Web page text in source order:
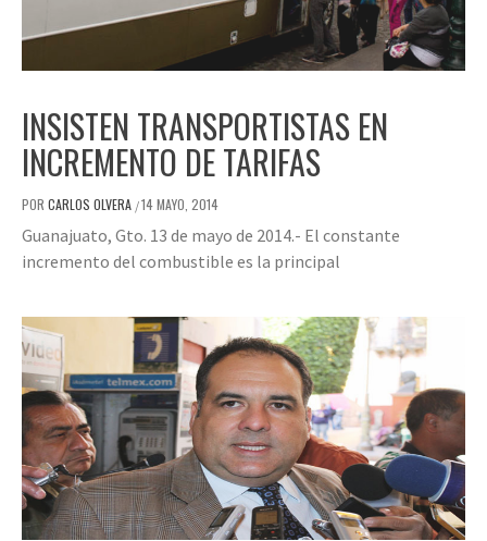
INSISTEN TRANSPORTISTAS EN
INCREMENTO DE TARIFAS
POR CARLOS OLVERA /14 MAYO, 2014
Guanajuato, Gto. 13 de mayo de 2014.- El constante
incremento del combustible es la principal